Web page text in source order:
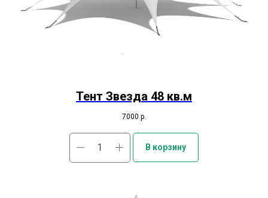
Тент Звезда 48 кв.м
7000 р.
В корзину